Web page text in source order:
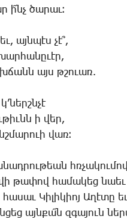
ի՜նչ ծա­րաւ։
այն­պէս չէ՞,
այս թշո­ւառ.
ի վեր,
վառ։
թա­փով հա­մա­կեց
հա­սաւ ­Կի­լի­կիոյ Ա­ղէ­տը
այն­քա՜ն զգա­յուն